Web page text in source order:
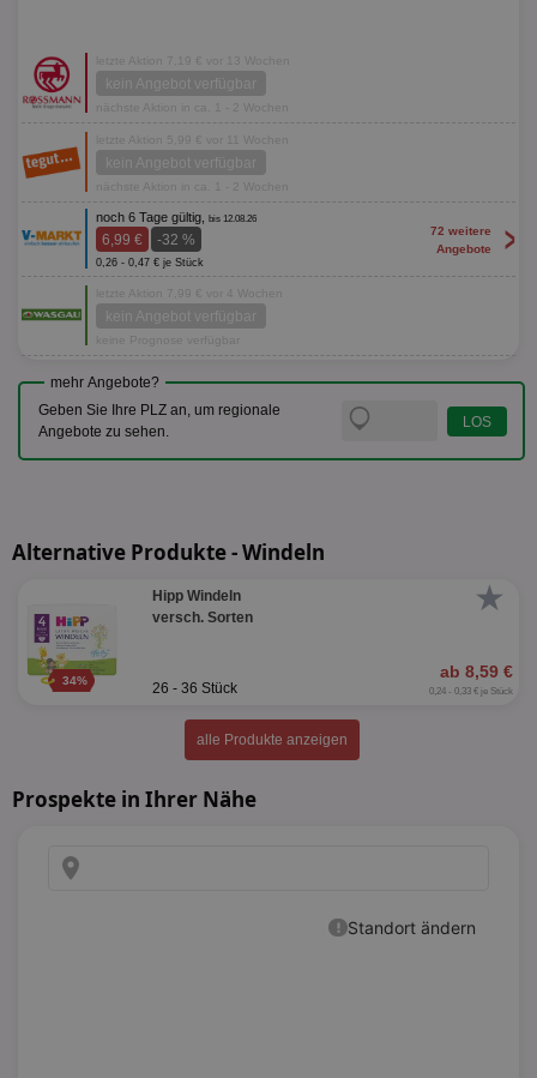
letzte Aktion 7,19 € vor 13 Wochen
kein Angebot verfügbar
nächste Aktion in ca. 1 - 2 Wochen
letzte Aktion 5,99 € vor 11 Wochen
kein Angebot verfügbar
nächste Aktion in ca. 1 - 2 Wochen
noch 6 Tage gültig, bis 12.08.26
6,99 € -32 %
0,26 - 0,47 € je Stück
72 weitere
Angebote
>
letzte Aktion 7,99 € vor 4 Wochen
kein Angebot verfügbar
keine Prognose verfügbar
mehr Angebote?
Geben Sie Ihre PLZ an, um regionale
Angebote zu sehen.
Alternative Produkte - Windeln
★
34%
Hipp Windeln
versch. Sorten
ab 8,59 €
26 - 36 Stück 0,24 - 0,33 € je Stück
alle Produkte anzeigen
Prospekte in Ihrer Nähe